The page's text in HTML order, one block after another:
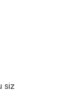
siz